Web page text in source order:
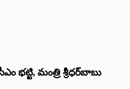
భట్టి, మంత్రి శ్రీధర్‌బాబు